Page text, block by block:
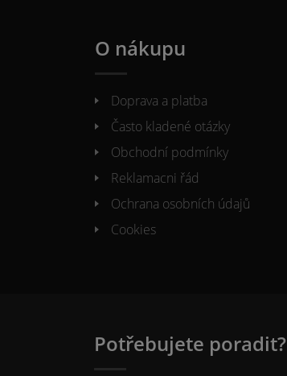
O nákupu
Doprava a platba
Často kladené otázky
Obchodní podmínky
Reklamacni řád
Ochrana osobních údajů
Cookies
Potřebujete poradit?